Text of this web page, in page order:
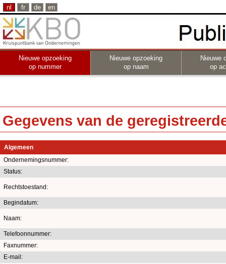
nl fr de en
Nieuwe opzoeking
op nummer
Nieuwe opzoeking
op naam
Nieuwe
op
Gegevens van de
Algemeen
Ondernemingsnummer:
Status:
Rechtstoestand:
Begindatum:
Naam:
Telefoonnummer:
Faxnummer:
E-mail: